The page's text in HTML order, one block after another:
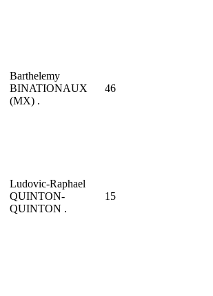
Barthelemy
BINATIONAUX
(MX) .
46
Ludovic-Raphael
QUINTON-
QUINTON .
15